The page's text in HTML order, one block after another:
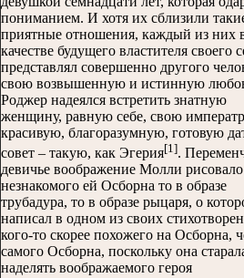
пониманием. И хотя их сблизили
приятные отношения, каждый из них
качестве будущего властителя своего
представлял совершенно другого
свою возвышенную и истинную
Роджер надеялся встретить знатную
женщину, равную себе, свою
красивую, благоразумную, готовую
совет – такую, как Эгерия[1].
девичье воображение Молли рисовало
незнакомого ей Осборна то в образе
трубадура, то в образе рыцаря, о
написал в одном из своих
кого-то скорее похожего на Осборна,
самого Осборна, поскольку она
наделять воображаемого героя